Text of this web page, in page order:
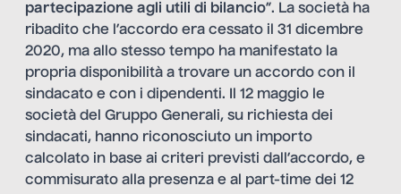
partecipazione agli utili di bilancio”. La società ha
ribadito che l’accordo era cessato il 31 dicembre
2020, ma allo stesso tempo ha manifestato la
propria disponibilità a trovare un accordo con il
sindacato e con i dipendenti. Il 12 maggio le
società del Gruppo Generali, su richiesta dei
sindacati, hanno riconosciuto un importo
calcolato in base ai criteri previsti dall’accordo, e
commisurato alla presenza e al part-time dei 12